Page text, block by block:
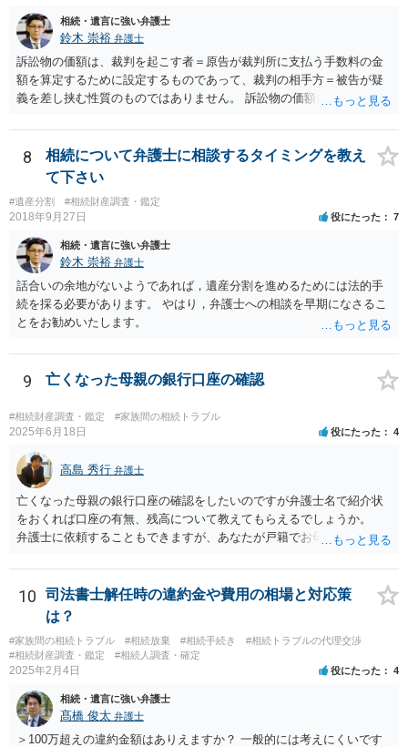
相続・遺言に強い弁護士
鈴木 崇裕 弁護士
訴訟物の価額は、裁判を起こす者＝原告が裁判所に支払う手数料の金
額を算定するために設定するものであって、裁判の相手方＝被告が疑
義を差し挟む性質のものではありません。 訴訟物の価額自体が裁判の
したとしても、変更されることはありません。
8
相続について弁護士に相談するタイミングを教え
て下さい
#遺産分割 #相続財産調査・鑑定
2018年9月27日 役にたった 7
相続・遺言に強い弁護士
鈴木 崇裕 弁護士
話合いの余地がないようであれば，遺産分割を進めるためには法的手
続を採る必要があります。 やはり，弁護士への相談を早期になさるこ
とをお勧めいたします。
9 亡くなった母親の銀行口座の確認
#相続財産調査・鑑定 #家族間の相続トラブル
2025年6月18日 役にたった 4
高島 秀行 弁護士
亡くなった母親の銀行口座の確認をしたいのですが弁護士名で紹介状
をおくれば口座の有無、残高について教えてもらえるでしょうか。
弁護士に依頼することもできますが、あなたが戸籍でお母さんの相続
高は教えてくれると思います。 自分ではよくわからないということ
であれば、弁護士に相談し依頼されたら良いと思います。
10
司法書士解任時の違約金や費用の相場と対応策
は？
#家族間の相続トラブル #相続放棄 #相続手続き
#相続トラブルの代理交渉
#相続財産調査・鑑定
#相続人調査・確定
2025年2月4日 役にたった 4
相続・遺言に強い弁護士
髙橋 俊太 弁護士
＞100万超えの違約金額はありえますか？ 一般的には考えにくいです